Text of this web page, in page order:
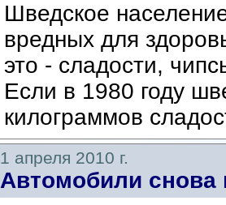
Шведское
вредных для
это - сладости,
Если в 1980 году
килограммов
1 апреля 2010 г.
Автомобили снова